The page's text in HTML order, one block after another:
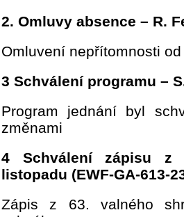
2. Omluvy absence – R.
Omluvení nepřítomnosti
3 Schválení programu –
Program jednání byl
změnami
4 Schválení zápisu z
listopadu (EWF-GA-613-
Zápis z 63. valného